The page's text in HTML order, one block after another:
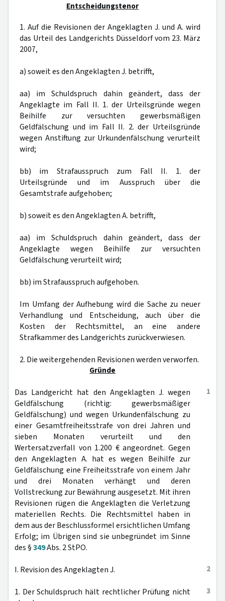
Entscheidungstenor
1. Auf die Revisionen der Angeklagten J. und A. wird
das Urteil des Landgerichts Düsseldorf vom 23. März
2007,
a) soweit es den Angeklagten J. betrifft,
aa) im Schuldspruch dahin geändert, dass der
Angeklagte im Fall II. 1. der Urteilsgründe wegen
Beihilfe zur versuchten gewerbsmäßigen
Geldfälschung und im Fall II. 2. der Urteilsgründe
wegen Anstiftung zur Urkundenfälschung verurteilt
wird;
bb) im Strafausspruch zum Fall II. 1. der
Urteilsgründe und im Ausspruch über die
Gesamtstrafe aufgehoben;
b) soweit es den Angeklagten A. betrifft,
aa) im Schuldspruch dahin geändert, dass der
Angeklagte wegen Beihilfe zur versuchten
Geldfälschung verurteilt wird;
bb) im Strafausspruch aufgehoben.
Im Umfang der Aufhebung wird die Sache zu neuer
Verhandlung und Entscheidung, auch über die
Kosten der Rechtsmittel, an eine andere
Strafkammer des Landgerichts zurückverwiesen.
2. Die weitergehenden Revisionen werden verworfen.
Gründe
1
Das Landgericht hat den Angeklagten J. wegen
Geldfälschung (richtig: gewerbsmäßiger
Geldfälschung) und wegen Urkundenfälschung zu
einer Gesamtfreiheitsstrafe von drei Jahren und
sieben Monaten verurteilt und den
Wertersatzverfall von 1.200 € angeordnet. Gegen
den Angeklagten A. hat es wegen Beihilfe zur
Geldfälschung eine Freiheitsstrafe von einem Jahr
und drei Monaten verhängt und deren
Vollstreckung zur Bewährung ausgesetzt. Mit ihren
Revisionen rügen die Angeklagten die Verletzung
materiellen Rechts. Die Rechtsmittel haben in
dem aus der Beschlussformel ersichtlichen Umfang
Erfolg; im Übrigen sind sie unbegründet im Sinne
des §349Abs. 2 StPO.
2
I. Revision des Angeklagten J.
3
1. Der Schuldspruch hält rechtlicher Prüfung nicht